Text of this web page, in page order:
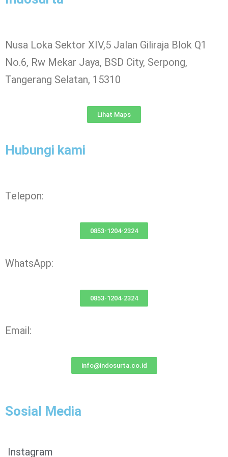
Nusa Loka Sektor XIV,5 Jalan Giliraja Blok Q1
No.6, Rw Mekar Jaya, BSD City, Serpong,
Tangerang Selatan, 15310
Lihat Maps
Hubungi kami
Telepon:
0853-1204-2324
WhatsApp:
0853-1204-2324
Email:
info@indosurta.co.id
Sosial Media
Instagram